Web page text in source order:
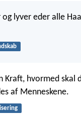
lyver eder alle
Kraft, hvormed skal
af Menneskene.